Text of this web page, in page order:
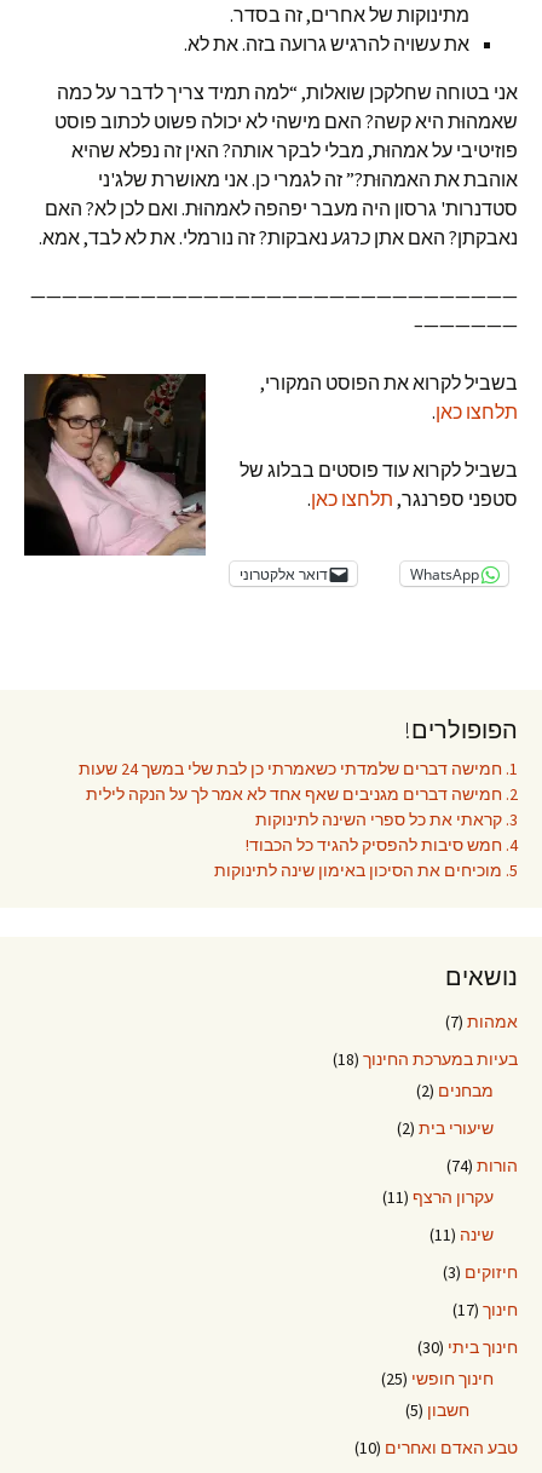
מתינוקות של אחרים, זה בסדר.
את עשויה להרגיש גרועה בזה. את לא.
אני בטוחה שחלקכן שואלות, “למה תמיד צריך לדבר על כמה
שאמהוּת היא קשה? האם מישהי לא יכולה פשוט לכתוב פוסט
פוזיטיבי על אמהוּת, מבלי לבקר אותה? האין זה נפלא שהיא
אוהבת את האמהוּת?” זה לגמרי כן. אני מאושרת שלג'ני
סטדנרות' גרסון היה מעבר יפהפה לאמהוּת. ואם לכן לא? האם
נאבקתן? האם אתן כרגענאבקות? זה נורמלי. את לא לבד, אמא.
———————————————————————————————
——————–
בשביל לקרוא את הפוסט המקורי,
תלחצו כאן.
בשביל לקרוא עוד פוסטים בבלוג של
סטפני ספרנגר, תלחצו כאן.
WhatsApp דואר אלקטרוני
הפופולרים!
1. חמישה דברים שלמדתי כשאמרתי כן לבת שלי במשך 24 שעות
2. חמישה דברים מגניבים שאף אחד לא אמר לך על הנקה לילית
3. קראתי את כל ספרי השינה לתינוקות
4. חמש סיבות להפסיק להגיד כל הכבוד!
5. מוכיחים את הסיכון באימון שינה לתינוקות
נושאים
אמהות (7)
בעיות במערכת החינוך (18)
מבחנים (2)
שיעורי בית (2)
הורות (74)
עקרון הרצף (11)
שינה (11)
חיזוקים (3)
חינוך (17)
חינוך ביתי (30)
חינוך חופשי (25)
חשבון (5)
טבע האדם ואחרים (10)